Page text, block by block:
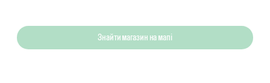
Знайти магазин на мапі